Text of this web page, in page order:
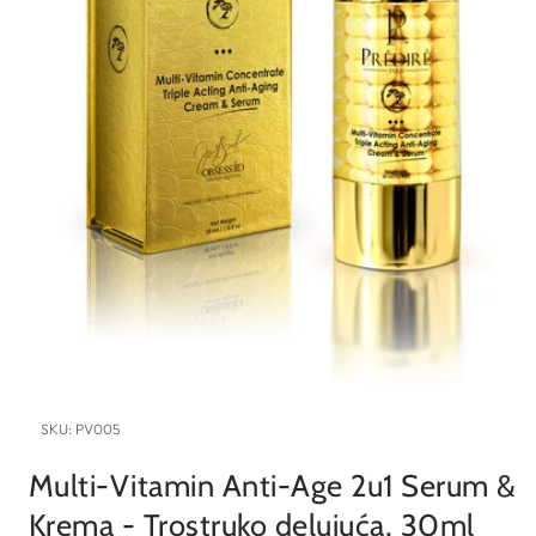
SKU:PV005
Multi-Vitamin Anti-Age 2u1 Serum &
Krema - Trostruko delujuća, 30ml